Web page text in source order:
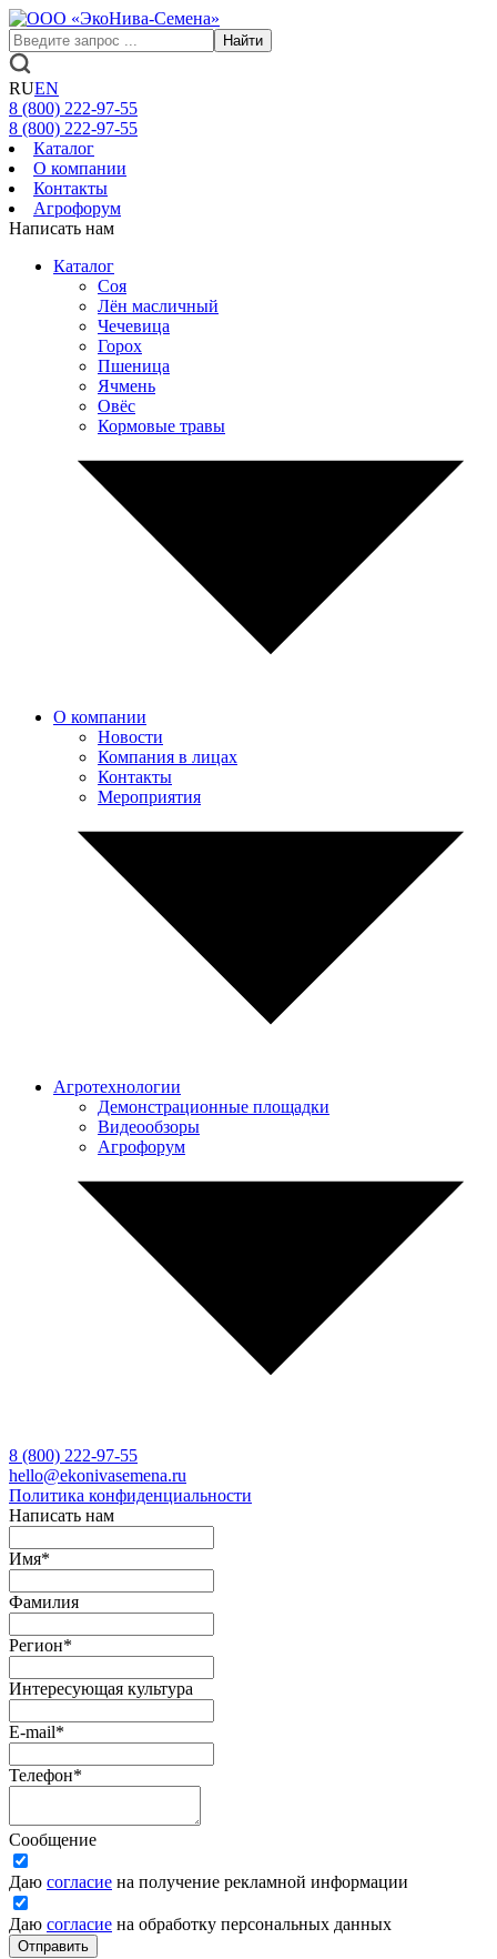
Найти
RUEN
8 (800) 222-97-55
8 (800) 222-97-55
Каталог
О компании
Контакты
Агрофорум
Написать нам
Каталог
Соя
Лён масличный
Чечевица
Горох
Пшеница
Ячмень
Овёс
Кормовые травы
О компании
Новости
Компания в лицах
Контакты
Мероприятия
Агротехнологии
Демонстрационные площадки
Видеообзоры
Агрофорум
8 (800) 222-97-55
hello@ekonivasemena.ru
Политика конфиденциальности
Написать нам
Имя*
Фамилия
Регион*
Интересующая культура
E-mail*
Телефон*
Сообщение
Даю согласие на получение рекламной информации
Даю согласие на обработку персональных данных
Отправить